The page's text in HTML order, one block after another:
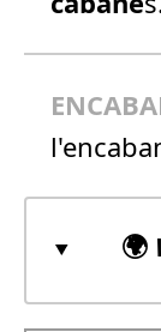
🌍